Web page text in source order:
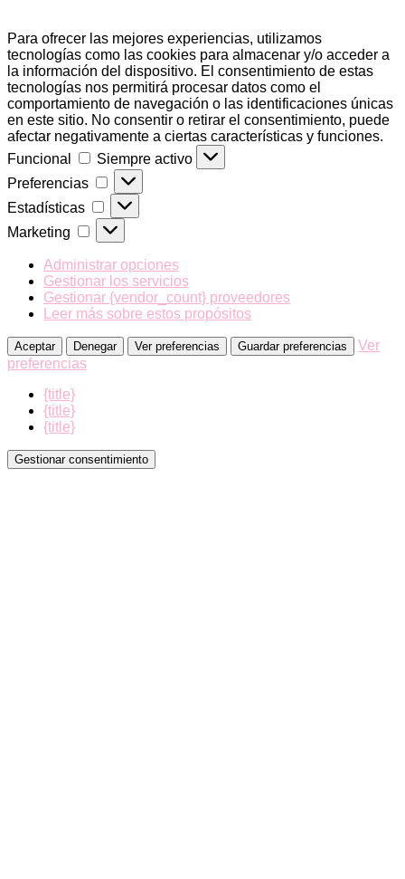
Para ofrecer las mejores experiencias, utilizamos
tecnologías como las cookies para almacenar y/o acceder a
la información del dispositivo. El consentimiento de estas
tecnologías nos permitirá procesar datos como el
comportamiento de navegación o las identificaciones únicas
en este sitio. No consentir o retirar el consentimiento, puede
afectar negativamente a ciertas características y funciones.
Funcional
Funcional
Siempre activo
Preferencias
Preferencias
Estadísticas Estadísticas
Marketing Marketing
Administrar opciones
Gestionar los servicios
Gestionar {vendor_count} proveedores
Leer más sobre estos propósitos
Aceptar Denegar Ver preferencias Guardar preferencias
Ver
preferencias
{title}
{title}
{title}
Gestionar consentimiento